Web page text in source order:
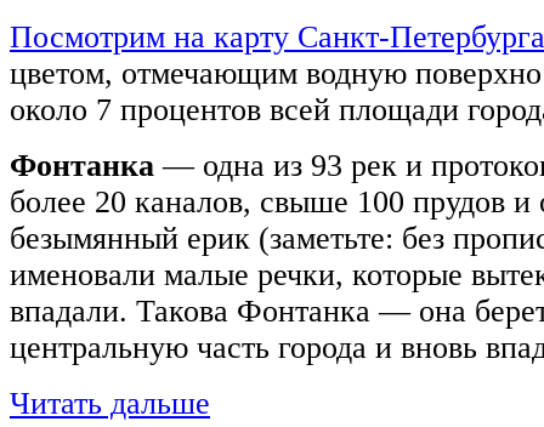
Посмотрим на карту Санкт-Петербурга
цветом, отмечающим водную
около 7 процентов всей площади
Фонтанка — одна из 93 рек и
более 20 каналов, свыше 100 прудов
безымянный ерик (заметьте: без
именовали малые речки, которые
впадали. Такова Фонтанка — она
центральную часть города и вновь
Читать дальше